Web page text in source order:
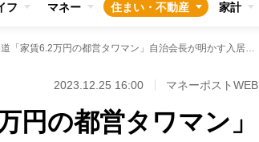
フ マネー 住まい・不動産 家計
東京・表参道「家賃6.2万円の都営タワマン」自治会長が明かす入居者の実情 「ほとんどが高齢者で生活は苦しい。月4万円で生活している世帯も」
2023.12.25 16:00 マネーポストWEB
円の都営タワマン」